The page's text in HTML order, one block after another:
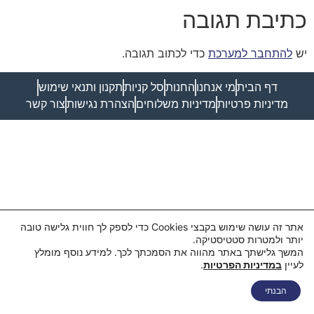
כתיבת תגובה
יש להתחבר למערכת כדי לכתוב תגובה.
דף הביתמי אנחנו החנותסל קניותתקנון ותנאי שימוש
מדיניות פרטיותמדיניות משלוחים הצהרת נגישותצור קשר
אתר זה עושה שימוש בקבצי Cookies כדי לספק לך חווית גלישה טובה
יותר ולמטרות סטטיסטיקה.
המשך גלישתך באתר מהווה את הסמכתך לכך. למידע נוסף מומלץ
לעיין במדיניות הפרטיות.
הבנתי